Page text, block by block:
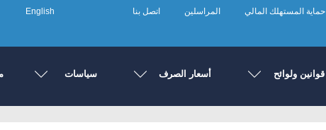
حماية المستهلك المالي المراسلين اتصل بنا English
قوانين ولوائح أسعار الصرف سياسات